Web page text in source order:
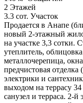
2 Этажей
3.3 сот. Участок
Продается в Анапе
новый 2-этажный
на участке 3,3 сотки.
утеплитель,
металлочерепица,
предчистовая отделка
электрики и
выходом на террасу
санузел и терраса. 2-